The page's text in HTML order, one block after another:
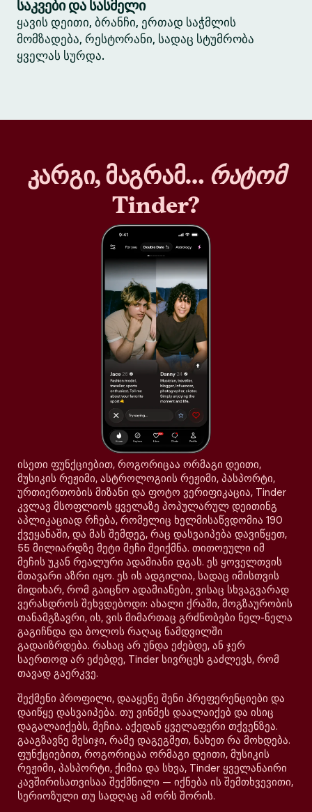
საკვები და სასმელი
ყავის დეითი, ბრანჩი, ერთად საჭმლის
მომზადება, რესტორანი, სადაც სტუმრობა
ყველას სურდა.
კარგი, მაგრამ… რატომ
Tinder?
ისეთი ფუნქციებით, როგორიცაა ორმაგი დეითი,
მუსიკის რეჟიმი, ასტროლოგიის რეჟიმი, პასპორტი,
ურთიერთობის მიზანი და ფოტო ვერიფიკაცია, Tinder
კვლავ მსოფლიოს ყველაზე პოპულარულ დეითინგ
აპლიკაციად რჩება, რომელიც ხელმისაწვდომია 190
ქვეყანაში, და მას შემდეგ, რაც დასვაიპება დავიწყეთ,
55 მილიარდზე მეტი მეჩი შეიქმნა. თითოეული იმ
მეჩის უკან რეალური ადამიანი დგას. ეს ყოველთვის
მთავარი აზრი იყო. ეს ის ადგილია, სადაც იმისთვის
მიდიხარ, რომ გაიცნო ადამიანები, ვისაც სხვაგვარად
ვერასდროს შეხვდებოდი: ახალი ქრაში, მოგზაურობის
თანამგზავრი, ის, ვის მიმართაც გრძნობები ნელ-ნელა
გაგიჩნდა და ბოლოს რაღაც ნამდვილში
გადაიზრდება. რასაც არ უნდა ეძებდე, ან ჯერ
საერთოდ არ ეძებდე, Tinder სივრცეს გაძლევს, რომ
თავად გაერკვე.
შექმენი პროფილი, დააყენე შენი პრეფერენციები და
დაიწყე დასვაიპება. თუ ვინმეს დაალაიქებ და ისიც
დაგალაიქებს, მეჩია. აქედან ყველაფერი თქვენზეა.
გააგზავნე მესიჯი, რამე დაგეგმეთ, ნახეთ რა მოხდება.
ფუნქციებით, როგორიცაა ორმაგი დეითი, მუსიკის
რეჟიმი, პასპორტი, ქიმია და სხვა, Tinder ყველანაირი
კავშირისათვისაა შექმნილი — იქნება ის შემთხვევითი,
სერიოზული თუ სადღაც ამ ორს შორის.